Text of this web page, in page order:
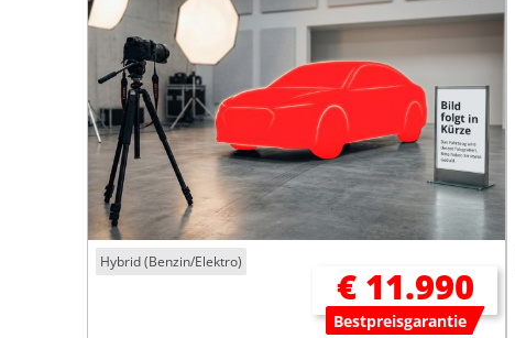
Hybrid (Benzin/Elektro)
€ 11.990
Bestpreisgarantie